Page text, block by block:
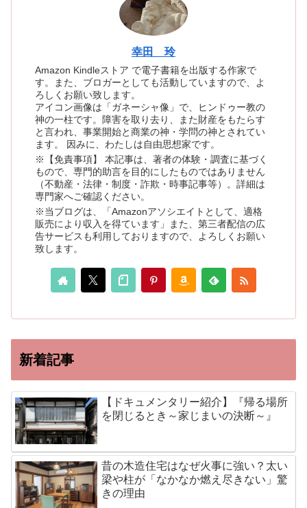
幸田 玲
Amazon Kindleストア で電子書籍を出版する作家で
す。また、ブロガーとしても活動していますので、よ
ろしくお願い致します。
アイコン画像は「ガネーシャ像」で、ヒンドゥー教の
神の一柱です。障害を取り去り、また財産をもたらす
と言われ、事業開始と商業の神・学問の神とされてい
ます。 因みに、わたしは自由思想家です。
※【免責事項】 本記事は、著者の体験・調査に基づく
もので、専門的助言を目的にしたものではありません
（不動産・法律・制度・詐欺・時事記事等）。詳細は
専門家へご確認ください。
※当ブログは、「Amazonアソシエイトとして、適格
販売により収入を得ています」また、第三者配信の広
告サービスも利用しておりますので、よろしくお願い
致します。
新着記事
【ドキュメンタリー紹介】『帰る場所
を閉じるとき～家じまいの決断～』
昔の木造住宅はなぜ火事に強い？太い
梁や柱が「なかなか燃え尽きない」驚
きの理由